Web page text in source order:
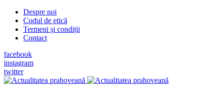
Despre noi
Codul de etică
Termeni și condiții
Contact
facebook
instagram
twitter